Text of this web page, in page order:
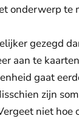
onderwerp te
gezegd
aan te
gaat
zijn
niet hoe